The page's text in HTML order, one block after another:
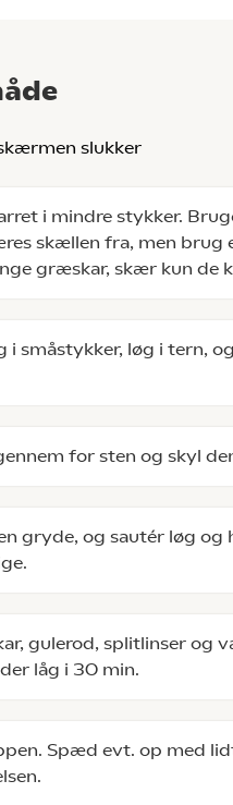
slukker
i mindre stykker.
skællen fra, men brug
græskar, skær kun de
i småstykker, løg i tern,
for sten og skyl
gryde, og sautér løg og
gulerod, splitlinser og
låg i 30 min.
Spæd evt. op med